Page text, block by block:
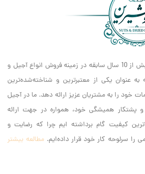
آجیل شور و شیرین با بیش از 10 سال سابقه در زمینه فروش انواع آجیل و
عنوان یکی از معتبرترین و شناخته‌شده‌ترین
خود را به مشتریان عزیز ارائه دهد. ما در آجیل
پشتکار همیشگی خود، همواره در جهت ارائه
کیفیت گام برداشته ایم‌ چرا که رضایت و
را سرلوحه کار خود قرار داده‌ایم. مطالعه بیشتر